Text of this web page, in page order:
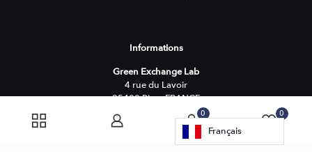
Informations
Green Exchange Lab
4 rue du Lavoir
25480 Pirey FRANCE
Lundi-Vendredi
09:00 - 17:00
0 0
Français